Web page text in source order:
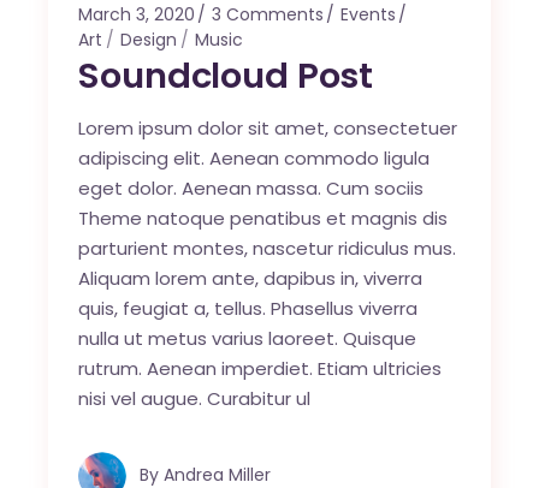
March 3, 2020 3 Comments
Events
Art
Design Music
Soundcloud Post
Lorem ipsum dolor sit amet, consectetuer
adipiscing elit. Aenean commodo ligula
eget dolor. Aenean massa. Cum sociis
Theme natoque penatibus et magnis dis
parturient montes, nascetur ridiculus mus.
Aliquam lorem ante, dapibus in, viverra
quis, feugiat a, tellus. Phasellus viverra
nulla ut metus varius laoreet. Quisque
rutrum. Aenean imperdiet. Etiam ultricies
nisi vel augue. Curabitur ul
By Andrea Miller